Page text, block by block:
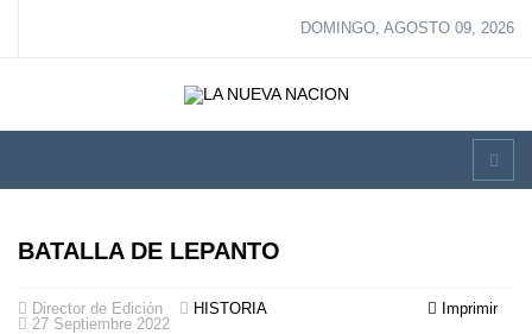
DOMINGO, AGOSTO 09, 2026
BATALLA DE LEPANTO
Imprimir
Director de Edición
HISTORIA
27 Septiembre 2022